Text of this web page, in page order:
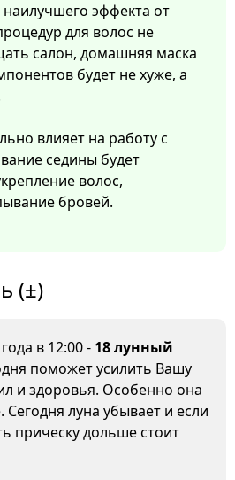
эффекта от
для волос не
салон, домашняя маска
будет не хуже, а
влияет на работу с
седины будет
волос,
бровей.
(±)
в 12:00 - 18 лунный
поможет усилить Вашу
и здоровья. Особенно она
Сегодня луна убывает и если
прическу дольше стоит